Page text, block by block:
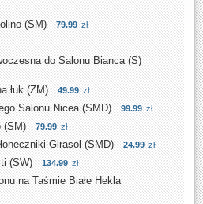
(SM)
79.99 zł
do Salonu Bianca (S)
łuk (ZM) 49.99 zł
Salonu Nicea (SMD) 99.99 zł
(SM) 79.99 zł
Girasol (SMD) 24.99 zł
(SW) 134.99 zł
na Taśmie Białe Hekla